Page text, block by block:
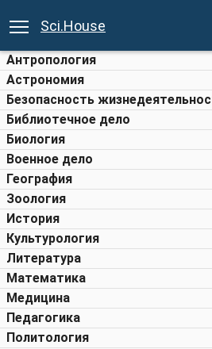
Sci.House
Антропология
Астрономия
Безопасность
Библиотечное дело
Биология
Военное дело
География
Зоология
История
Культурология
Литература
Математика
Медицина
Педагогика
Политология